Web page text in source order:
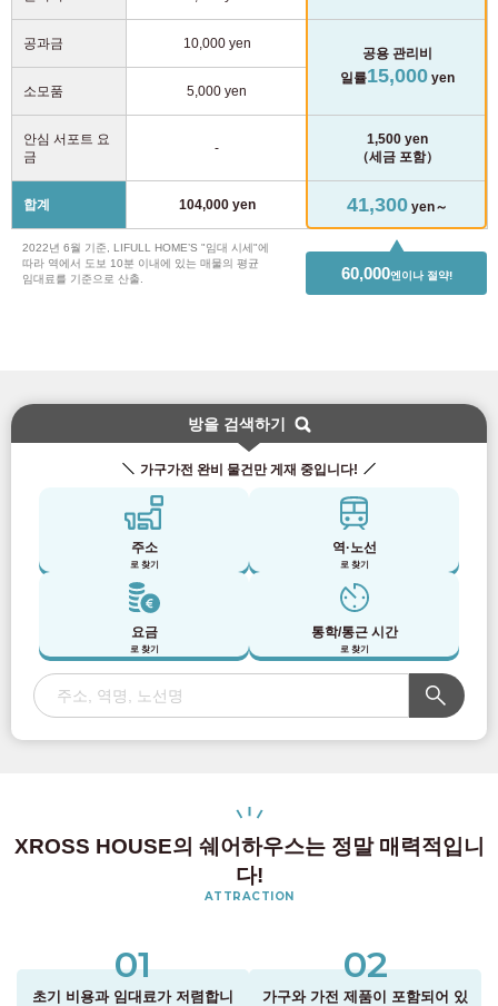
공과금 10,000 yen
공용 관리비
일률15,000 yen
소모품
5,000 yen
안심 서포트 요
금
-
1,500 yen
（세금 포함）
합계 104,000 yen 41,300 yen～
2022년 6월 기준, LIFULL HOME’S "임대 시세"에
따라 역에서 도보 10분 이내에 있는 매물의 평균
임대료를 기준으로 산출.
60,000엔이나 절약!
방을 검색하기
가구가전 완비 물건만 게재 중입니다!
주소
로 찾기
역·노선
로 찾기
요금
로 찾기
통학/통근 시간
로 찾기
XROSS HOUSE의 쉐어하우스는 정말 매력적입니
다!
ATTRACTION
01
초기 비용과 임대료가 저렴합니
02
가구와 가전 제품이 포함되어 있